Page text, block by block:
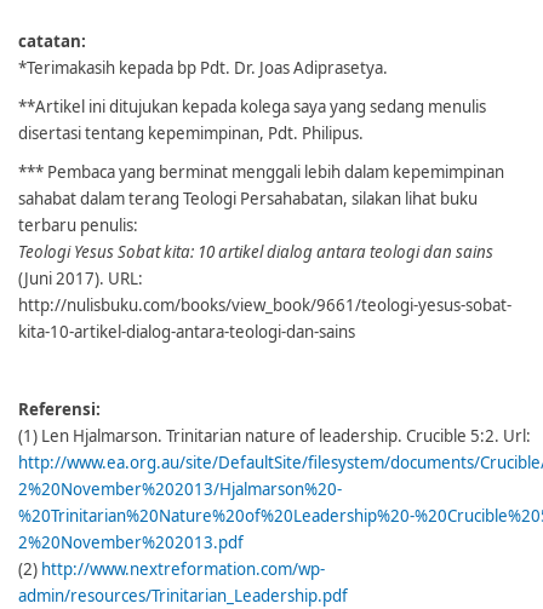
catatan:
*Terimakasih kepada bp Pdt. Dr. Joas Adiprasetya.
**Artikel ini ditujukan kepada kolega saya yang sedang menulis
disertasi tentang kepemimpinan, Pdt. Philipus.
*** Pembaca yang berminat menggali lebih dalam kepemimpinan
sahabat dalam terang Teologi Persahabatan, silakan lihat buku
terbaru penulis:
Teologi Yesus Sobat kita: 10 artikel dialog antara teologi dan sains
(Juni 2017). URL:
http://nulisbuku.com/books/view_book/9661/teologi-yesus-sobat-
kita-10-artikel-dialog-antara-teologi-dan-sains
Referensi:
(1) Len Hjalmarson. Trinitarian nature of leadership. Crucible 5:2. Url:
http://www.ea.org.au/site/DefaultSite/filesystem/documents/
2%20November%202013/Hjalmarson%20-
%20Trinitarian%20Nature%20of%20Leadership%20-
2%20November%202013.pdf
(2) http://www.nextreformation.com/wp-
admin/resources/Trinitarian_Leadership.pdf